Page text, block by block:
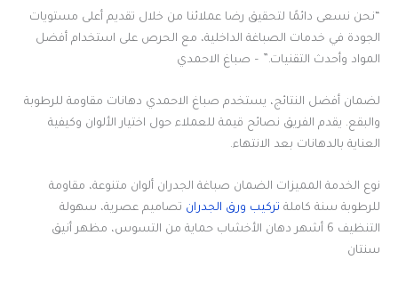
“نحن نسعى دائمًا لتحقيق رضا عملائنا من خلال تقديم أعلى مستويات
الجودة في خدمات الصباغة الداخلية، مع الحرص على استخدام أفضل
المواد وأحدث التقنيات.” – صباغ الاحمدي
لضمان أفضل النتائج، يستخدم صباغ الاحمدي دهانات مقاومة للرطوبة
والبقع. يقدم الفريق نصائح قيمة للعملاء حول اختيار الألوان وكيفية
العناية بالدهانات بعد الانتهاء.
نوع الخدمة المميزات الضمان صباغة الجدران ألوان متنوعة، مقاومة
للرطوبة سنة كاملة تركيب ورق الجدران تصاميم عصرية، سهولة
التنظيف 6 أشهر دهان الأخشاب حماية من التسوس، مظهر أنيق
سنتان